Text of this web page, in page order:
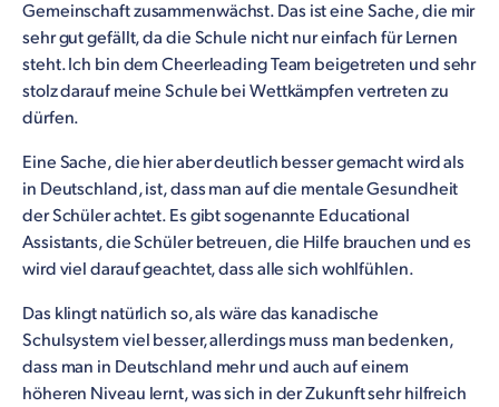
Gemeinschaft zusammenwächst. Das ist eine Sache, die mir
sehr gut gefällt, da die Schule nicht nur einfach für Lernen
steht. Ich bin dem Cheerleading Team beigetreten und sehr
stolz darauf meine Schule bei Wettkämpfen vertreten zu
dürfen.
Eine Sache, die hier aber deutlich besser gemacht wird als
in Deutschland, ist, dass man auf die mentale Gesundheit
der Schüler achtet. Es gibt sogenannte Educational
Assistants, die Schüler betreuen, die Hilfe brauchen und es
wird viel darauf geachtet, dass alle sich wohlfühlen.
Das klingt natürlich so, als wäre das kanadische
Schulsystem viel besser, allerdings muss man bedenken,
dass man in Deutschland mehr und auch auf einem
höheren Niveau lernt, was sich in der Zukunft sehr hilfreich